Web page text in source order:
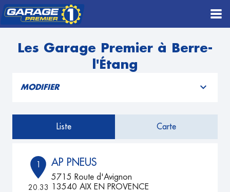
Les Garage Premier à Berre-
l'Étang
MODIFIER
Liste Carte
1
20.33
AP PNEUS
5715 Route d'Avignon
13540 AIX EN PROVENCE